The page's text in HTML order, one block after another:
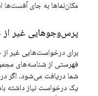
مکان‌نماها به جای آفست‌ها
پرس‌وجوهایی غیر از
برای درخواست‌هایی غیر
فهرستی از شناسه‌های
شما دریافت می‌شود. اگر
یک درخواست نیاز داشته